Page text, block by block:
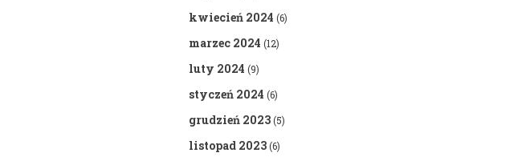
kwiecień 2024 (6)
marzec 2024 (12)
luty 2024 (9)
styczeń 2024 (6)
grudzień 2023(5)
listopad 2023(6)